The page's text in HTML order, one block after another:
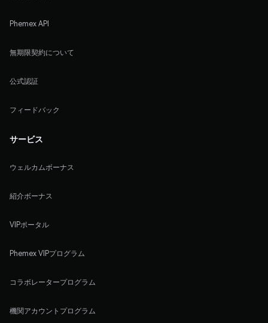
Phemex API
無期限契約について
公式認証
フィードバック
サービス
ウェルカムボーナス
紹介ボーナス
VIPポータル
Phemex VIPプログラム
コラボレータープログラム
機関アカウントプログラム